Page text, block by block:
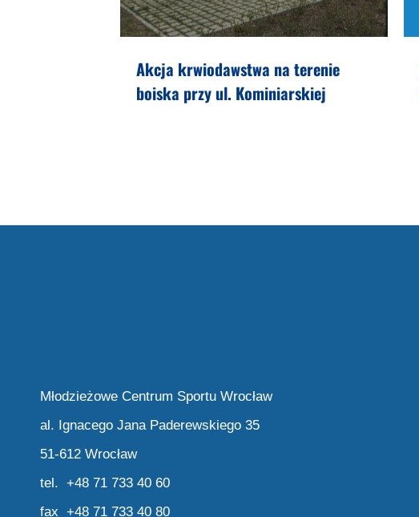
Akcja krwiodawstwa na terenie
boiska przy ul. Kominiarskiej
Młodzieżowe Centrum Sportu Wrocław
al. Ignacego Jana Paderewskiego 35
51-612 Wrocław
tel. +48 71 733 40 60
fax +48 71 733 40 80